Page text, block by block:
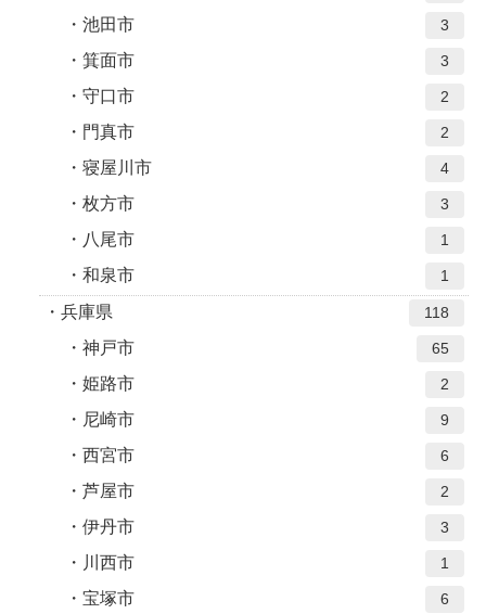
池田市 3
箕面市 3
守口市 2
門真市 2
寝屋川市 4
枚方市 3
八尾市 1
和泉市 1
兵庫県 118
神戸市 65
姫路市 2
尼崎市 9
西宮市 6
芦屋市 2
伊丹市 3
川西市 1
宝塚市 6